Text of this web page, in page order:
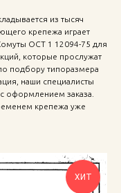
из тысяч
крепежа играет
ОСТ 1 12094-75 для
которые прослужат
подбору типоразмера
наши специалисты
оформлением заказа.
крепежа уже
ХИТ